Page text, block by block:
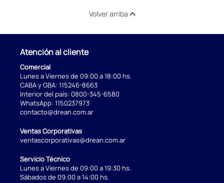
Volver arriba
Atención al cliente
Comercial
Lunes a Viernes de 09:00 a 18:00 hs.
CABA y GBA: 115246-8663
Interior del país: 0800-345-6580
WhatsApp: 1150237973
contacto@drean.com.ar
Ventas Corporativas
ventascorporativas@drean.com.ar
Servicio Técnico
Lunes a Viernes de 09:00 a 19:30 hs.
Sábados de 09:00 a 14:00 hs.